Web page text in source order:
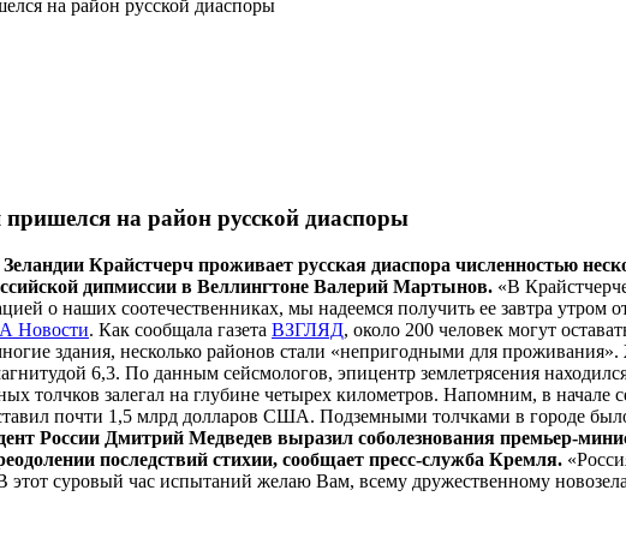
на район русской диаспоры
пришелся на район русской диаспоры
Крайстчерч проживает русская диаспора численностью
дипмиссии в Веллингтоне Валерий Мартынов. «В
о наших соотечественниках, мы надеемся получить ее завтра
Новости. Как сообщала газета ВЗГЛЯД, около 200 человек могут
здания, несколько районов стали «непригодными для проживания».
6,3. По данным сейсмологов, эпицентр землетрясения
толчков залегал на глубине четырех километров. Напомним, в начале
почти 1,5 млрд долларов США. Подземными толчками в городе
России Дмитрий Медведев выразил соболезнования премьер-
последствий стихии, сообщает пресс-служба Кремля.
этот суровый час испытаний желаю Вам, всему дружественному